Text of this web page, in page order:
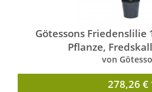
Götessons Friedenslilie
Pflanze,
von
278,26 €